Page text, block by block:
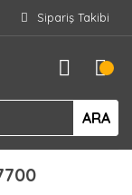
Sipariş Takibi
ARA